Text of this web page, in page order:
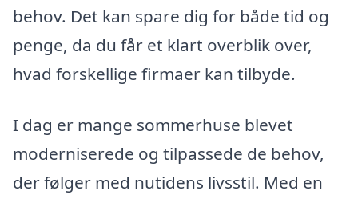
behov. Det kan spare dig for både tid og
penge, da du får et klart overblik over,
hvad forskellige firmaer kan tilbyde.
I dag er mange sommerhuse blevet
moderniserede og tilpassede de behov,
der følger med nutidens livsstil. Med en